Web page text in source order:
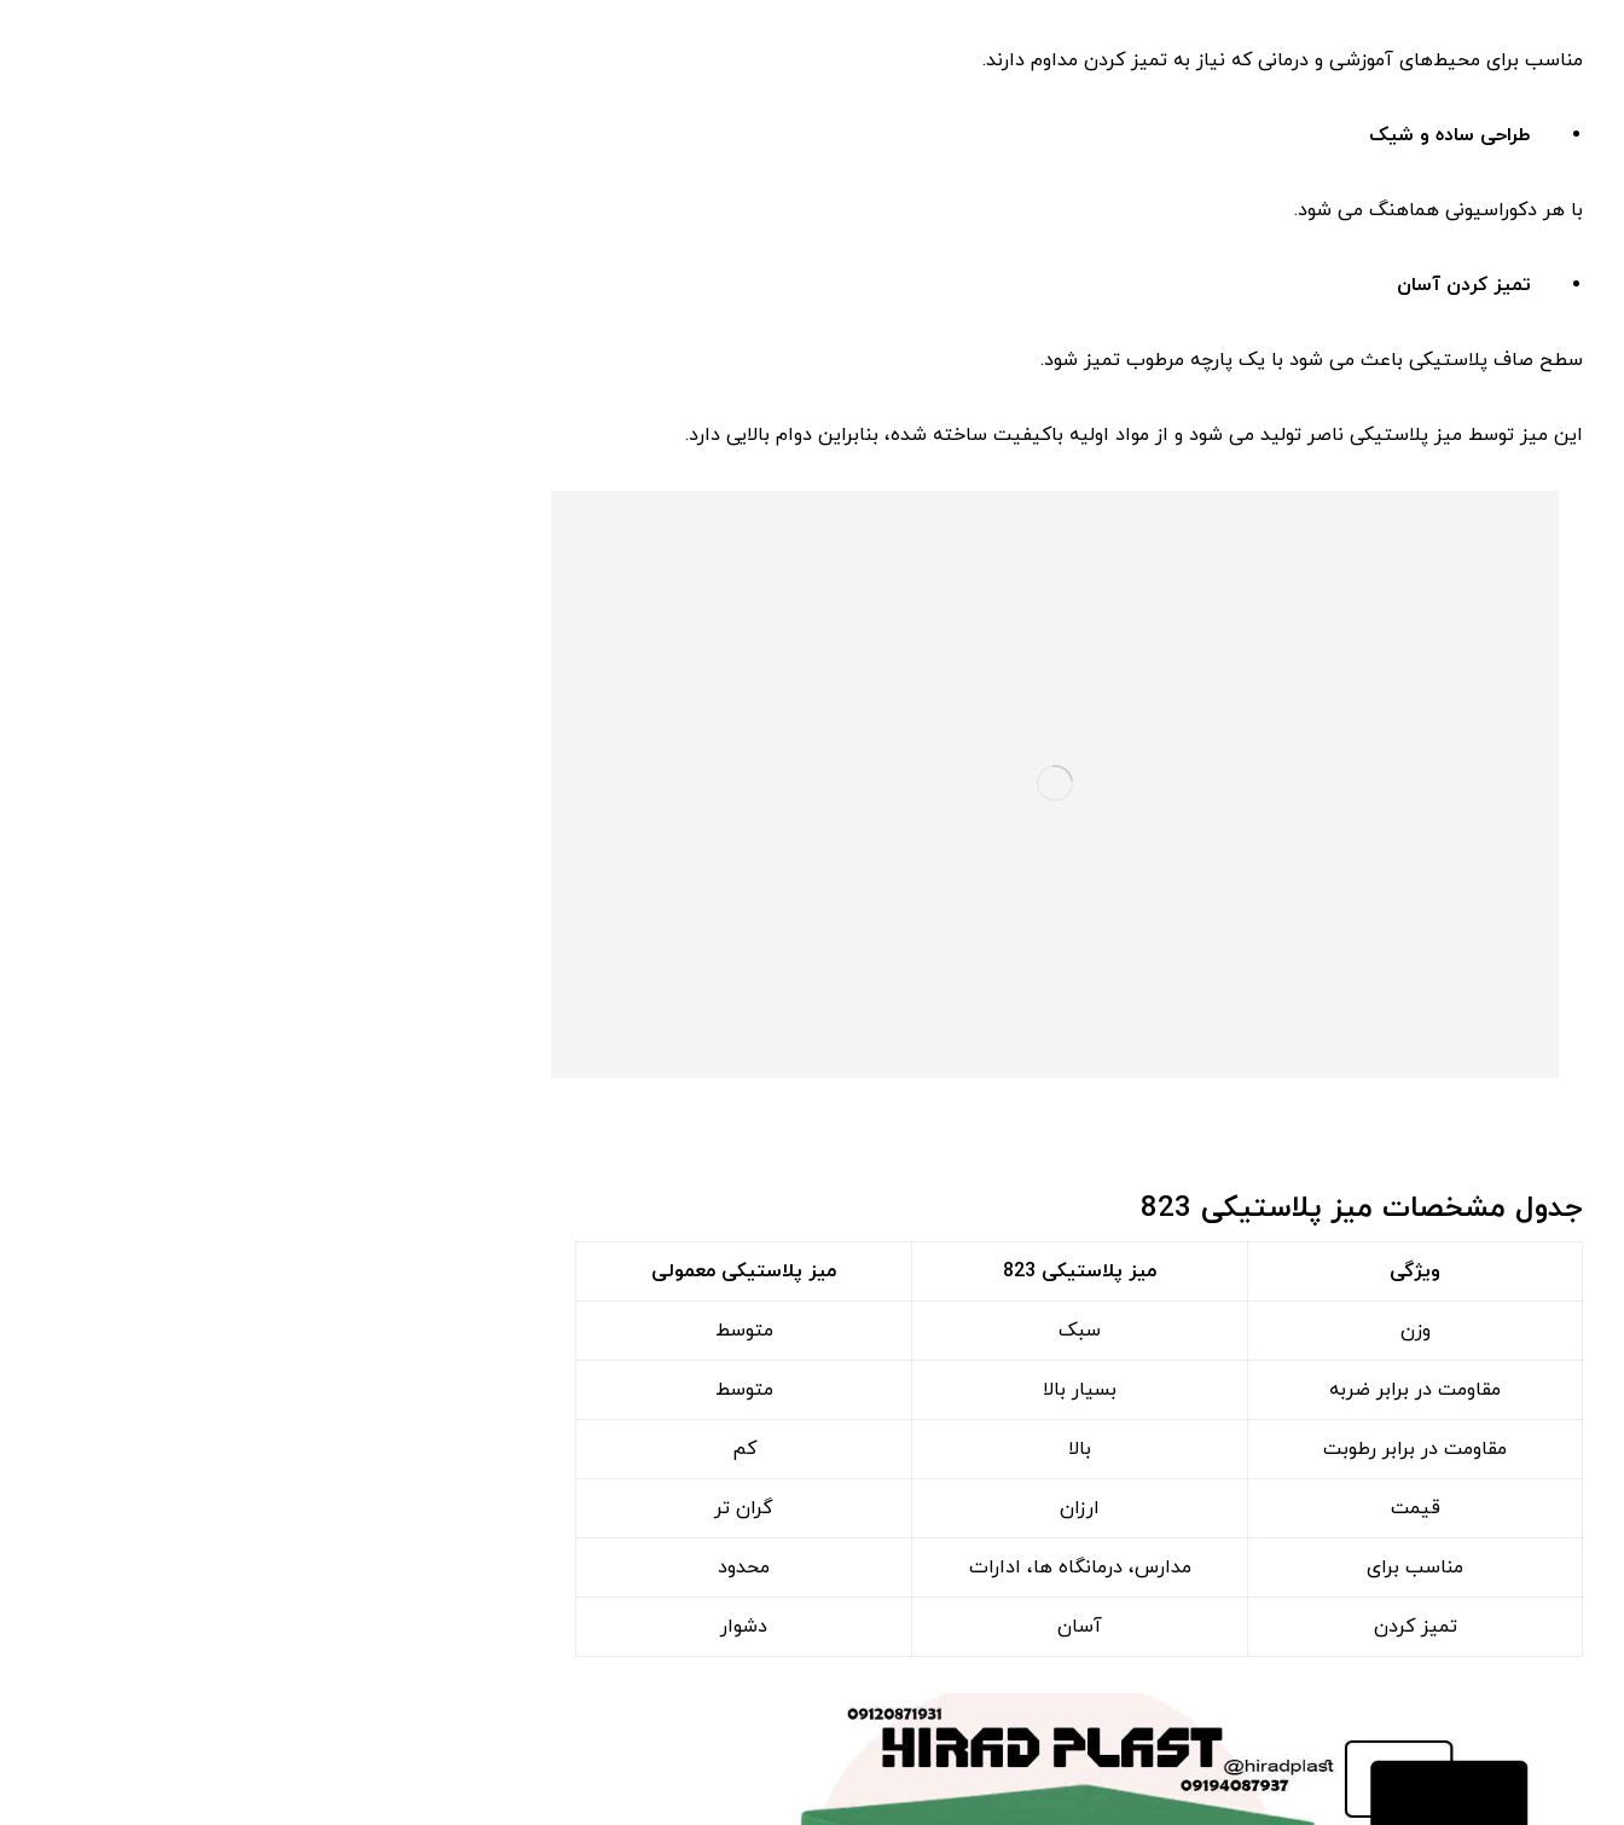
مناسب برای محیط‌های آموزشی و درمانی که نیاز به تمیز کردن مداوم دارند.
طراحی ساده و شیک
با هر دکوراسیونی هماهنگ می ‌شود.
تمیز کردن آسان
سطح صاف پلاستیکی باعث می ‌شود با یک پارچه مرطوب تمیز شود.
این میز توسط میز پلاستیکی ناصر تولید می ‌شود و از مواد اولیه باکیفیت ساخته شده، بنابراین دوام بالایی دارد.
جدول مشخصات میز پلاستیکی 823
ویژگی میز پلاستیکی 823 میز پلاستیکی معمولی
وزن سبک متوسط
مقاومت در برابر ضربه بسیار بالا متوسط
مقاومت در برابر رطوبت بالا کم
قیمت ارزان گران ‌تر
مناسب برای مدارس، درمانگاه ‌ها، ادارات محدود
تمیز کردن آسان دشوار